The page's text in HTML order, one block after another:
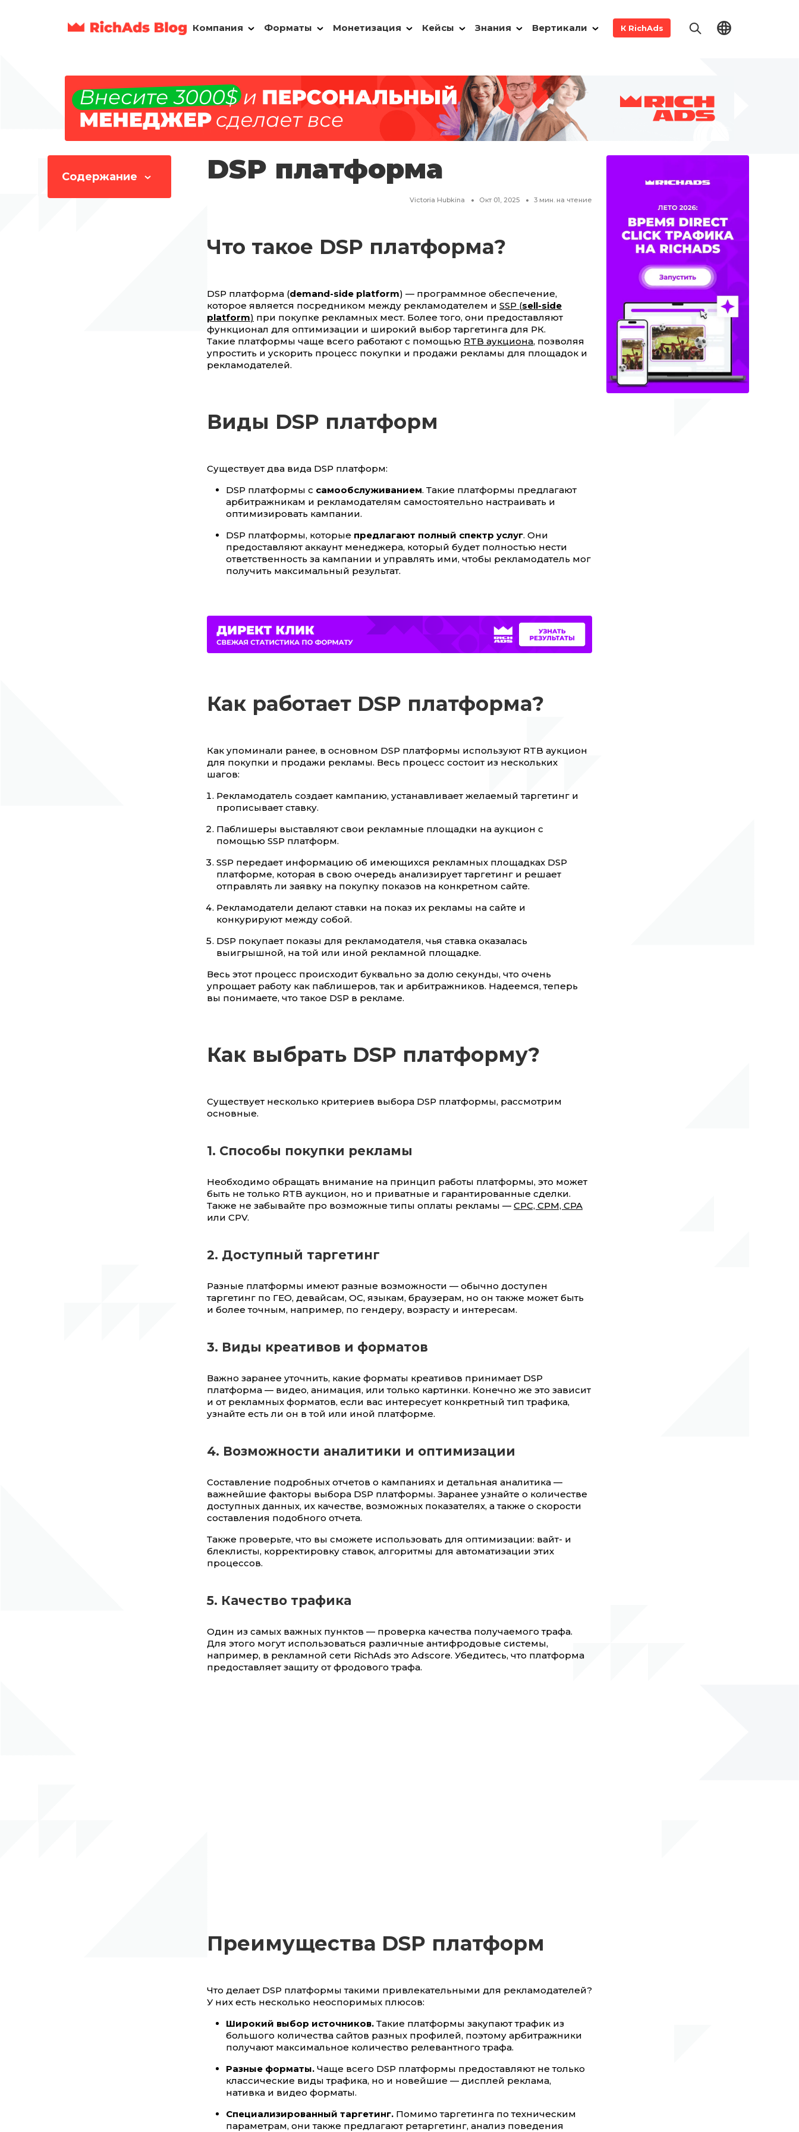
Компания Форматы Монетизация Кейсы Знания Вертикали К RichAds
Содержание DSP платформа
Victoria Hubkina Окт 01, 2025 3 мин. на чтение
Что такое DSP платформа?
DSP платформа (demand-side platform) — программное обеспечение,
которое является посредником между рекламодателем и SSP (sell-side
platform) при покупке рекламных мест. Более того, они предоставляют
функционал для оптимизации и широкий выбор таргетинга для РК.
Такие платформы чаще всего работают с помощью RTB аукциона, позволяя
упростить и ускорить процесс покупки и продажи рекламы для площадок и
рекламодателей.
Виды DSP платформ
Существует два вида DSP платформ:
DSP платформы с самообслуживанием. Такие платформы предлагают
арбитражникам и рекламодателям самостоятельно настраивать и
оптимизировать кампании.
DSP платформы, которые предлагают полный спектр услуг. Они
предоставляют аккаунт менеджера, который будет полностью нести
ответственность за кампании и управлять ими, чтобы рекламодатель мог
получить максимальный результат.
Как работает DSP платформа?
Как упоминали ранее, в основном DSP платформы используют RTB аукцион
для покупки и продажи рекламы. Весь процесс состоит из нескольких
шагов:
Рекламодатель создает кампанию, устанавливает желаемый таргетинг и
прописывает ставку.
Паблишеры выставляют свои рекламные площадки на аукцион с
помощью SSP платформ.
SSP передает информацию об имеющихся рекламных площадках DSP
платформе, которая в свою очередь анализирует таргетинг и решает
отправлять ли заявку на покупку показов на конкретном сайте.
Рекламодатели делают ставки на показ их рекламы на сайте и
конкурируют между собой.
DSP покупает показы для рекламодателя, чья ставка оказалась
выигрышной, на той или иной рекламной площадке.
Весь этот процесс происходит буквально за долю секунды, что очень
упрощает работу как паблишеров, так и арбитражников. Надеемся, теперь
вы понимаете, что такое DSP в рекламе.
Как выбрать DSP платформу?
Существует несколько критериев выбора DSP платформы, рассмотрим
основные.
1. Способы покупки рекламы
Необходимо обращать внимание на принцип работы платформы, это может
быть не только RTB аукцион, но и приватные и гарантированные сделки.
Также не забывайте про возможные типы оплаты рекламы — CPC, CPM, CPA
или CPV.
2. Доступный таргетинг
Разные платформы имеют разные возможности — обычно доступен
таргетинг по ГЕО, девайсам, ОС, языкам, браузерам, но он также может быть
и более точным, например, по гендеру, возрасту и интересам.
3. Виды креативов и форматов
Важно заранее уточнить, какие форматы креативов принимает DSP
платформа — видео, анимация, или только картинки. Конечно же это зависит
и от рекламных форматов, если вас интересует конкретный тип трафика,
узнайте есть ли он в той или иной платформе.
4. Возможности аналитики и оптимизации
Составление подробных отчетов о кампаниях и детальная аналитика —
важнейшие факторы выбора DSP платформы. Заранее узнайте о количестве
доступных данных, их качестве, возможных показателях, а также о скорости
составления подобного отчета.
Также проверьте, что вы сможете использовать для оптимизации: вайт- и
блеклисты, корректировку ставок, алгоритмы для автоматизации этих
процессов.
5. Качество трафика
Один из самых важных пунктов — проверка качества получаемого трафа.
Для этого могут использоваться различные антифродовые системы,
например, в рекламной сети RichAds это Adscore. Убедитесь, что платформа
предоставляет защиту от фродового трафа.
Преимущества DSP платформ
Что делает DSP платформы такими привлекательными для рекламодателей?
У них есть несколько неоспоримых плюсов:
Широкий выбор источников. Такие платформы закупают трафик из
большого количества сайтов разных профилей, поэтому арбитражники
получают максимальное количество релевантного трафа.
Разные форматы. Чаще всего DSP платформы предоставляют не только
классические виды трафика, но и новейшие — дисплей реклама,
нативка и видео форматы.
Специализированный таргетинг. Помимо таргетинга по техническим
параметрам, они также предлагают ретаргетинг, анализ поведения